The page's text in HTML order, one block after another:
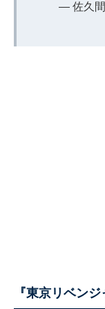
— 佐久
『東京リベン